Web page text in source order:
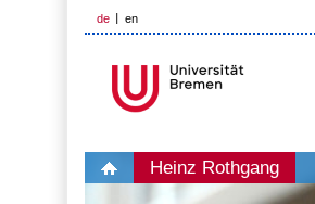
de en
Heinz Rothgang